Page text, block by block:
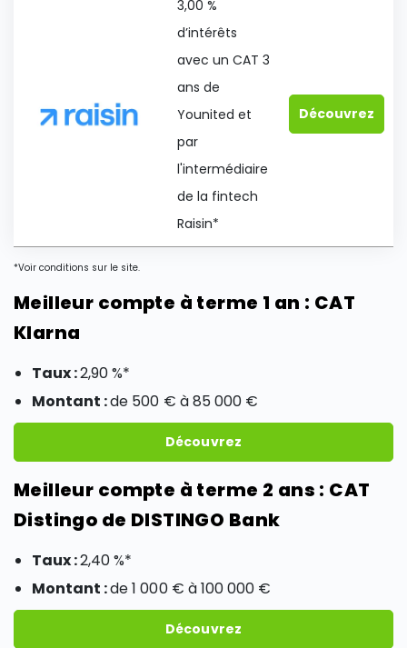
3,00 %
d’intérêts
avec un CAT 3
ans de
Younited et
par
l'intermédiaire
de la fintech
Raisin*
Découvrez
*Voir conditions sur le site.
Meilleur compte à terme 1 an : CAT
Klarna
Taux :2,90 %*
Montant :de 500 € à 85 000 €
Découvrez
Meilleur compte à terme 2 ans : CAT
Distingo de DISTINGO Bank
Taux :2,40 %*
Montant :de 1 000 € à 100 000 €
Découvrez